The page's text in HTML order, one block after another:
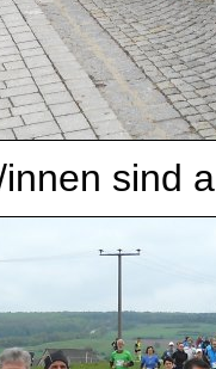
sind